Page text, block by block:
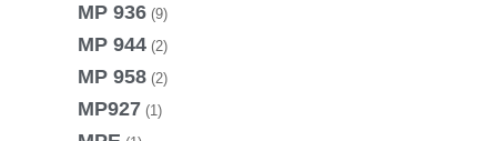
MP 936 (9)
MP 944 (2)
MP 958 (2)
MP927 (1)